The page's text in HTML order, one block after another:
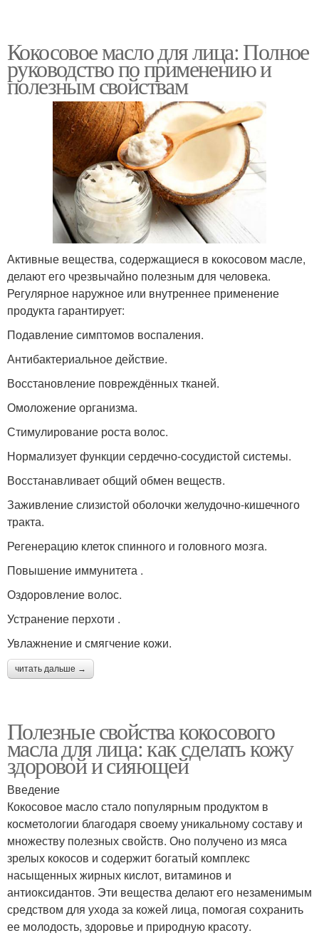
Кокосовое масло для лица: Полное
руководство по применению и
полезным свойствам
Активные вещества, содержащиеся в кокосовом масле,
делают его чрезвычайно полезным для человека.
Регулярное наружное или внутреннее применение
продукта гарантирует:
Подавление симптомов воспаления.
Антибактериальное действие.
Восстановление повреждённых тканей.
Омоложение организма.
Стимулирование роста волос.
Нормализует функции сердечно-сосудистой системы.
Восстанавливает общий обмен веществ.
Заживление слизистой оболочки желудочно-кишечного
тракта.
Регенерацию клеток спинного и головного мозга.
Повышение иммунитета .
Оздоровление волос.
Устранение перхоти .
Увлажнение и смягчение кожи.
читать дальше →
Полезные свойства кокосового
масла для лица: как сделать кожу
здоровой и сияющей
Введение
Кокосовое масло стало популярным продуктом в
косметологии благодаря своему уникальному составу и
множеству полезных свойств. Оно получено из мяса
зрелых кокосов и содержит богатый комплекс
насыщенных жирных кислот, витаминов и
антиоксидантов. Эти вещества делают его незаменимым
средством для ухода за кожей лица, помогая сохранить
ее молодость, здоровье и природную красоту.